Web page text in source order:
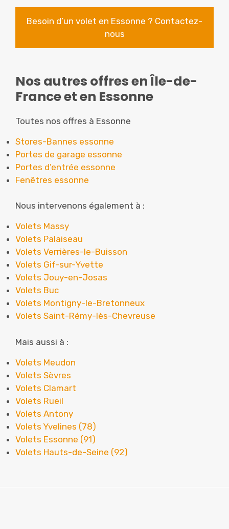
Besoin d’un volet en Essonne ? Contactez-
nous
Nos autres offres en Île-de-
France et en Essonne
Toutes nos offres à Essonne
Stores-Bannes essonne
Portes de garage essonne
Portes d’entrée essonne
Fenêtres essonne
Nous intervenons également à :
Volets Massy
Volets Palaiseau
Volets Verrières-le-Buisson
Volets Gif-sur-Yvette
Volets Jouy-en-Josas
Volets Buc
Volets Montigny-le-Bretonneux
Volets Saint-Rémy-lès-Chevreuse
Mais aussi à :
Volets Meudon
Volets Sèvres
Volets Clamart
Volets Rueil
Volets Antony
Volets Yvelines (78)
Volets Essonne (91)
Volets Hauts-de-Seine (92)